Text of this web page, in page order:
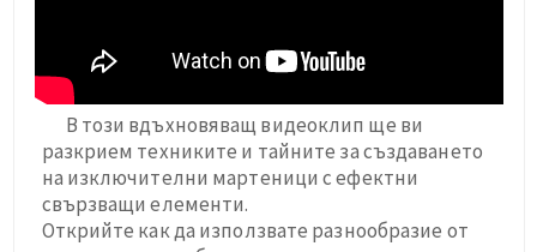
В този вдъхновяващ видеоклип ще ви
разкрием техниките и тайните за създаването
на изключителни мартеници с ефектни
свързващи елементи.
Открийте как да използвате разнообразие от